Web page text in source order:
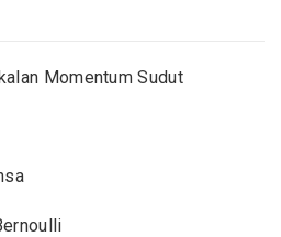
Momentum Sudut